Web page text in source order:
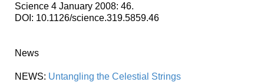
Science 4 January 2008: 46.
DOI: 10.1126/science.319.5859.46
News
NEWS: Untangling the Celestial Strings